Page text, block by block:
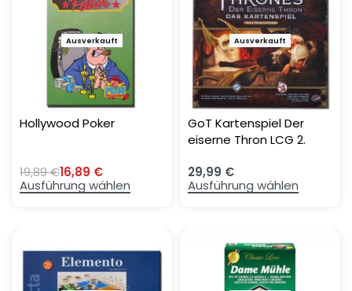
-15%
Ausverkauft
Hollywood Poker
19,89€16,89 €
Ausführung wählen
Ausverkauft
GoT Kartenspiel Der
eiserne Thron LCG 2.
29,99 €
Ausführung wählen